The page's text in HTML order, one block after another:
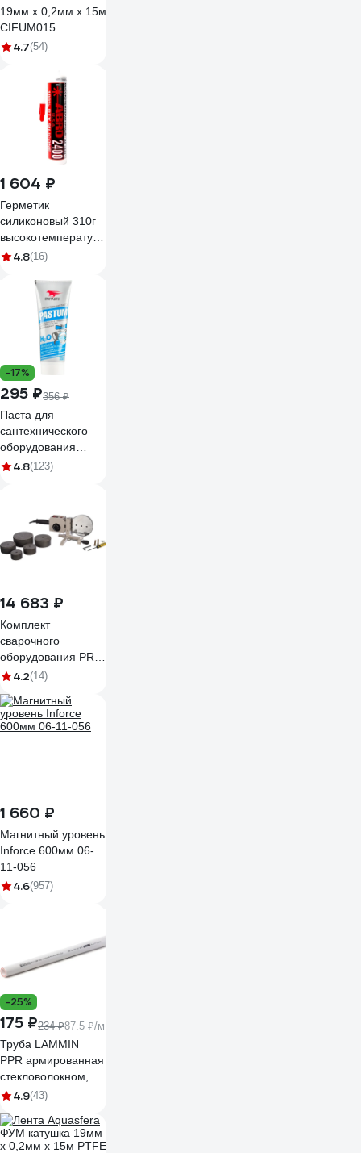
19мм х 0,2мм х 15м
CIFUM015
4.7(54)
1 604 ₽
Герметик
силиконовый 310г
высокотемпературный
красный ABRO SS-
4.8(16)
-17%
295 ₽356 ₽
Паста для
сантехнического
оборудования
ВМПАВТО Pastum
4.8(123)
14 683 ₽
Комплект
сварочного
оборудования PRO
AQUA TOOLS PP-R
4.2(14)
1 660 ₽
Магнитный уровень
Inforce 600мм 06-
11-056
4.6(957)
-25%
175 ₽234 ₽87.5 ₽/м
Труба LAMMIN
PPR армированная
стекловолокном, PN25 25х4.2
Lm310220420252
4.9(43)